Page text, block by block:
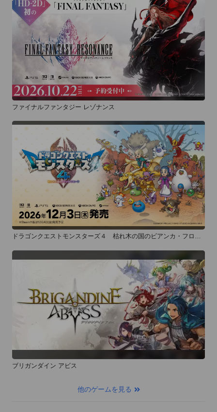
ファイナルファンタジー レゾナンス
ドラゴンクエストモンスターズ４ 枯れ木の国のビアンカ・フロー
ブリガンダイン アビス
他のゲームを見る